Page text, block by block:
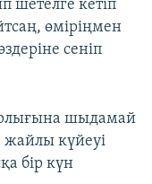
шетелге кетіп
өміріңмен
сеніп
шыдамай
жайлы күйеуі
бір күн